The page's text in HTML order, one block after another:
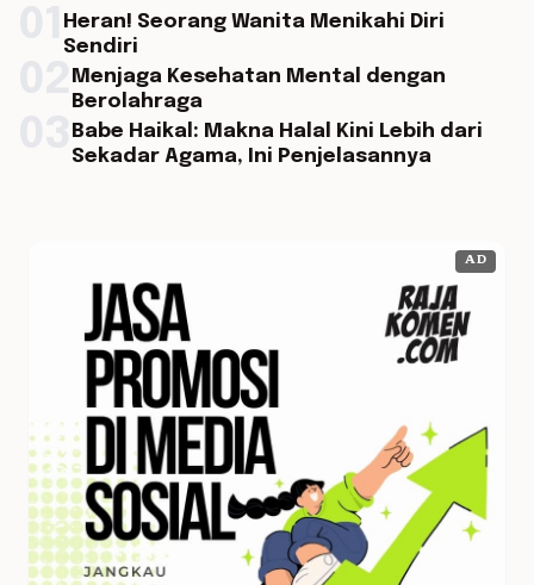
Heran! Seorang Wanita Menikahi Diri
Sendiri
Menjaga Kesehatan Mental dengan
Berolahraga
Babe Haikal: Makna Halal Kini Lebih dari
Sekadar Agama, Ini Penjelasannya
AD